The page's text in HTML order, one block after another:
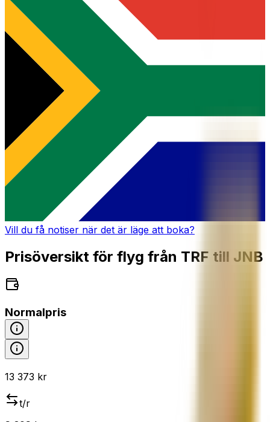
Vill du få notiser när det är läge att boka?
Prisöversikt för flyg från TRF till JNB
Normalpris
13 373 kr
t/r